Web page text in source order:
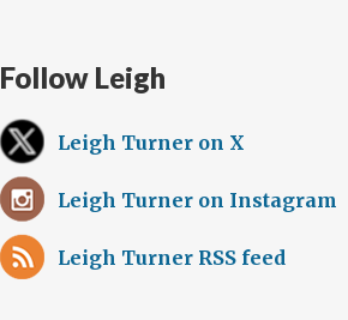
Follow Leigh
Leigh Turner on X
Leigh Turner on Instagram
Leigh Turner RSS feed